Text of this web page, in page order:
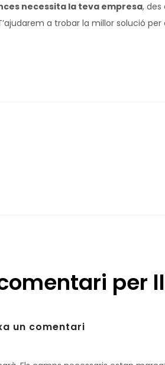
necessita la teva empresa,
a trobar la millor solució
per
un comentari